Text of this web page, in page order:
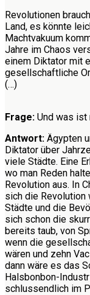
Revolutionen
Land, es könnte
Machtvakuum
Jahre im Chaos
einem Diktator mit
gesellschaftliche
(…)
Frage: Und was ist
Antwort: Ägypten
Diktator über
viele Städte. Eine
wo man Reden
Revolution aus. In
sich die Revolution
Städte und die
sich schon die
bereits taub, von
wenn die
wären und zehn
dann wäre es das
Halsbonbon-
schlussendlich im